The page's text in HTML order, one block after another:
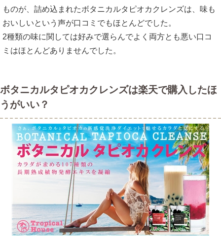
ものが、詰め込まれたボタニカルタピオカクレンズは、味も
おいしいという声が口コミでもほとんどでした。
2種類の味に関しては好みで選らんでよく両方とも悪い口コ
ミはほとんどありませんでした。
ボタニカルタピオカクレンズは楽天で購入したほ
うがいい？